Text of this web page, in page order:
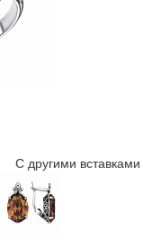
С другими вставками